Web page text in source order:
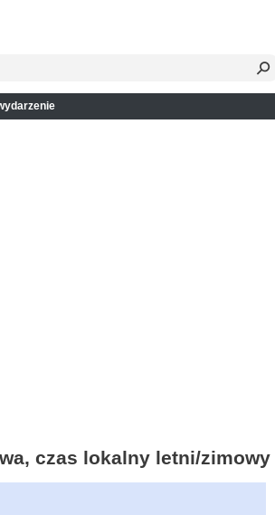
czas lokalny letni/zimowy